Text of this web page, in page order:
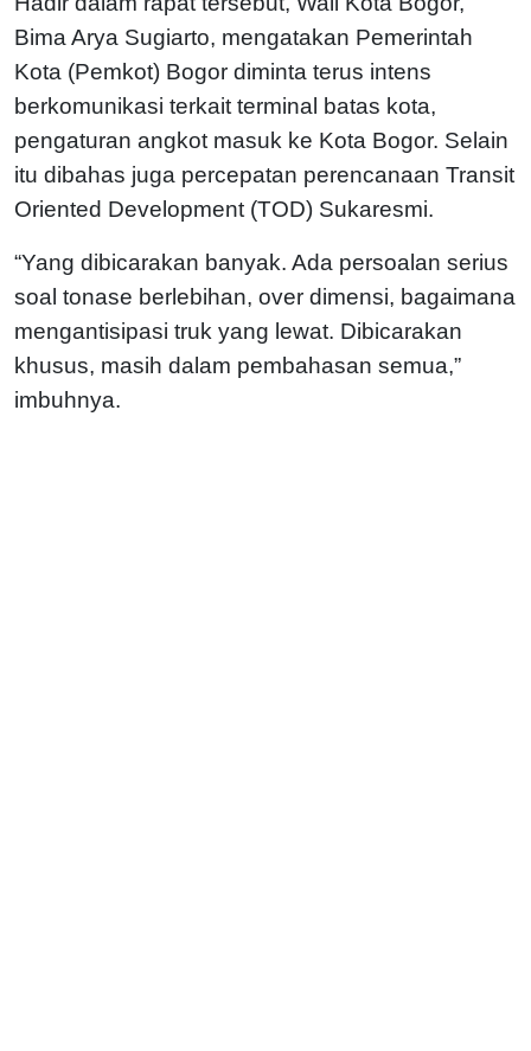
Bima Arya Sugiarto, mengatakan Pemerintah
Kota (Pemkot) Bogor diminta terus intens
berkomunikasi terkait terminal batas kota,
pengaturan angkot masuk ke Kota Bogor. Selain
itu dibahas juga percepatan perencanaan Transit
Oriented Development (TOD) Sukaresmi.
“Yang dibicarakan banyak. Ada persoalan serius
soal tonase berlebihan, over dimensi, bagaimana
mengantisipasi truk yang lewat. Dibicarakan
khusus, masih dalam pembahasan semua,”
imbuhnya.